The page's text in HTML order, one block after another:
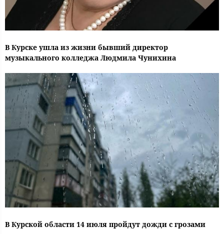
В Курске ушла из жизни бывший директор
музыкального колледжа Людмила Чунихина
В Курской области 14 июля пройдут дожди с грозами